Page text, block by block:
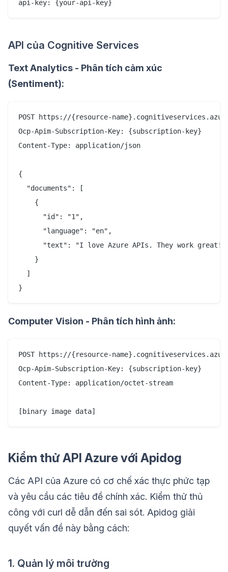
API của Cognitive Services
Text Analytics - Phân tích cảm xúc
(Sentiment):
POST https://{resource-
Ocp-Apim-Subscription-Key: {subscription-key}
Content-Type: application/json
{
  "documents": [
    {
      "id": "1",
      "language": "en",
      "text": "I love Azure APIs. They work great!"
    }
  ]
Computer Vision - Phân tích hình ảnh:
POST https://{resource-
Ocp-Apim-Subscription-Key: {subscription-key}
Content-Type: application/octet-stream
Kiểm thử API Azure với Apidog
Các API của Azure có cơ chế xác thực phức tạp
và yêu cầu các tiêu đề chính xác. Kiểm thử thủ
công với curl dễ dẫn đến sai sót. Apidog giải
quyết vấn đề này bằng cách:
1. Quản lý môi trường